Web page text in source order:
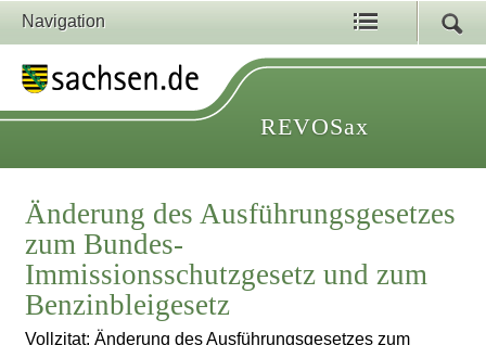
Navigation
REVOSax
Änderung des Ausführungsgesetzes
zum Bundes-
Immissionsschutzgesetz und zum
Benzinbleigesetz
Vollzitat: Änderung des Ausführungsgesetzes zum